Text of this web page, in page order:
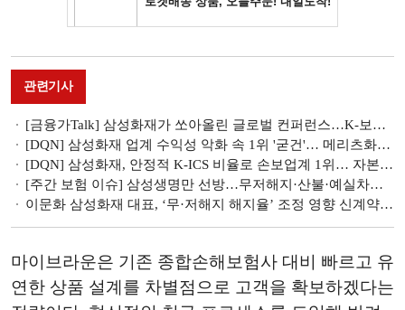
관련기사
[금융가Talk] 삼성화재가 쏘아올린 글로벌 컨퍼런스…K-보험 위상 제고 '톡톡'
[DQN] 삼성화재 업계 수익성 악화 속 1위 '굳건'… 메리츠화재·DB손보 2위 접전 [2025 1분기 손해보험사 리그테이블]
[DQN] 삼성화재, 안정적 K-ICS 비율로 손보업계 1위… 자본 효율화 지속 [금융사 자본관리 점검]
[주간 보험 이슈] 삼성생명만 선방…무저해지·산불·예실차에 삼성화재·DB손보·현대해상·메리츠화재 악재 外
이문화 삼성화재 대표, ‘무·저해지 해지율’ 조정 영향 신계약 CSM 주춤 [2025 금융사 1분기 실적]
마이브라운은 기존 종합손해보험사 대비 빠르고 유
연한 상품 설계를 차별점으로 고객을 확보하겠다는